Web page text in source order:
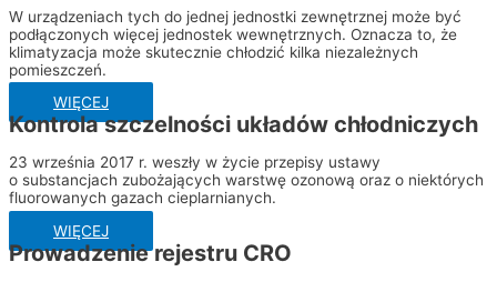
W urządzeniach tych do jednej jednostki zewnętrznej może być
podłączonych więcej jednostek wewnętrznych. Oznacza to, że
klimatyzacja może skutecznie chłodzić kilka niezależnych
pomieszczeń.
WIĘCEJ
Kontrola szczelności układów chłodniczych
23 września 2017 r. weszły w życie przepisy ustawy
o substancjach zubożających warstwę ozonową oraz o niektórych
fluorowanych gazach cieplarnianych.
WIĘCEJ
Prowadzenie rejestru CRO